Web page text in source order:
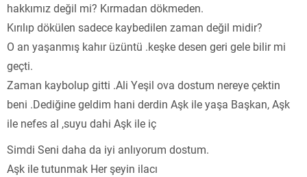
hakkımız değil mi? Kırmadan dökmeden.
Kırılıp dökülen sadece kaybedilen zaman değil midir?
O an yaşanmış kahır üzüntü .keşke desen geri gele bilir mi
geçti.
Zaman kaybolup gitti .Ali Yeşil ova dostum nereye çektin
beni .Dediğine geldim hani derdin Aşk ile yaşa Başkan, Aşk
ile nefes al ,suyu dahi Aşk ile iç
Simdi Seni daha da iyi anlıyorum dostum.
Aşk ile tutunmak Her şeyin ilacı